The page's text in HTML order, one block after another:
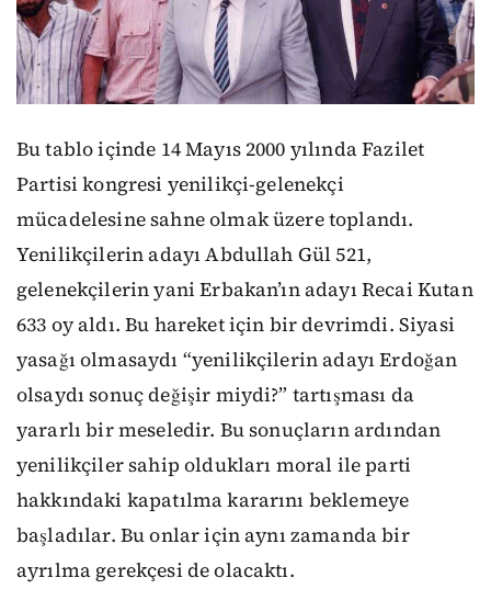
Bu tablo içinde 14 Mayıs 2000 yılında Fazilet
Partisi kongresi yenilikçi-gelenekçi
mücadelesine sahne olmak üzere toplandı.
Yenilikçilerin adayı Abdullah Gül 521,
gelenekçilerin yani Erbakan’ın adayı Recai Kutan
633 oy aldı. Bu hareket için bir devrimdi. Siyasi
yasağı olmasaydı “yenilikçilerin adayı Erdoğan
olsaydı sonuç değişir miydi?” tartışması da
yararlı bir meseledir. Bu sonuçların ardından
yenilikçiler sahip oldukları moral ile parti
hakkındaki kapatılma kararını beklemeye
başladılar. Bu onlar için aynı zamanda bir
ayrılma gerekçesi de olacaktı.